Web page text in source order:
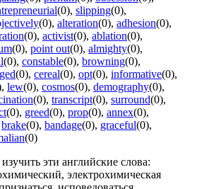
(0), slipping(0),
(0), alteration(0), adhesion(0),
(0), activist(0), ablation(0),
(0), point out(0), almighty(0),
(0), constable(0), browning(0),
(0), cereal(0), opt(0), informative(0),
, lew(0), cosmos(0), demography(0),
(0), transcript(0), surround(0),
(0), greed(0), prop(0), annex(0),
brake(0), bandage(0), graceful(0),
(0)
эти английские слова:
электрохимическая